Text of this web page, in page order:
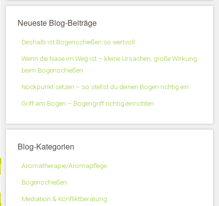
Neueste Blog-Beiträge
Deshalb ist Bogenschießen so wertvoll
Wenn die Nase im Weg ist – kleine Ursachen, große Wirkung
beim Bogenschießen
Nockpunkt setzen – so stellst du deinen Bogen richtig ein
Griff am Bogen – Bogengriff richtig einrichten
Blog-Kategorien
Aromatherapie/Aromapflege
Bogenschießen
Mediation & Konfliktberatung